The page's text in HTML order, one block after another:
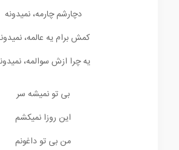
دچارشم چارمه، نمیدونه
کمش برام یه عالمه،
یه چرا ازش سوالمه،
بی تو نمیشه سر
این روزا نمیکشم
من بی تو داغونم